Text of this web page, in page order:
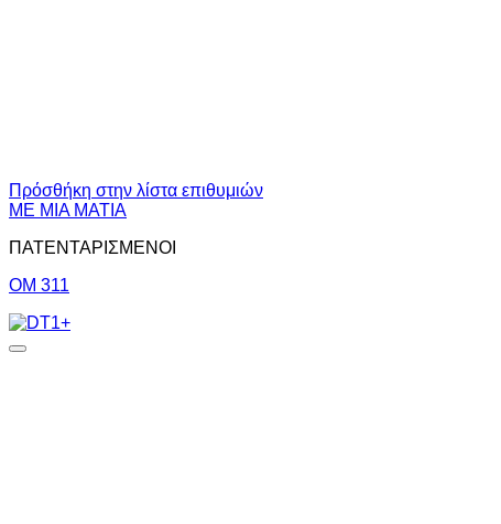
Πρόσθήκη στην λίστα επιθυμιών
ΜΕ ΜΙΑ ΜΑΤΙΑ
ΠΑΤΕΝΤΑΡΙΣΜΕΝΟΙ
OM 311